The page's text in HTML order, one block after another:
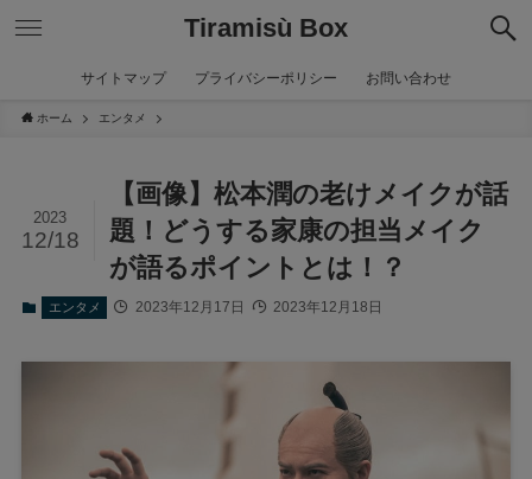
Tiramisù Box
サイトマップ プライバシーポリシー お問い合わせ
ホーム エンタメ
【画像】松本潤の老けメイクが話
題！どうする家康の担当メイク
が語るポイントとは！？
2023
12/18
エンタメ 2023年12月17日 2023年12月18日